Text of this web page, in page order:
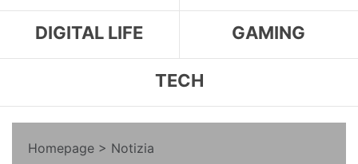
DIGITAL LIFE GAMING
TECH
Homepage > Notizia